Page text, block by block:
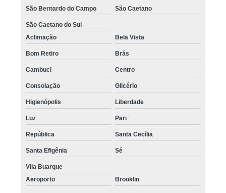
São Bernardo do Campo São Caetano
São Caetano do Sul
Aclimação
Bela Vista
Bom Retiro Brás
Cambuci Centro
Consolação Glicério
Higienópolis Liberdade
Luz Pari
República Santa Cecília
Santa Efigênia Sé
Vila Buarque
Aeroporto
Brooklin